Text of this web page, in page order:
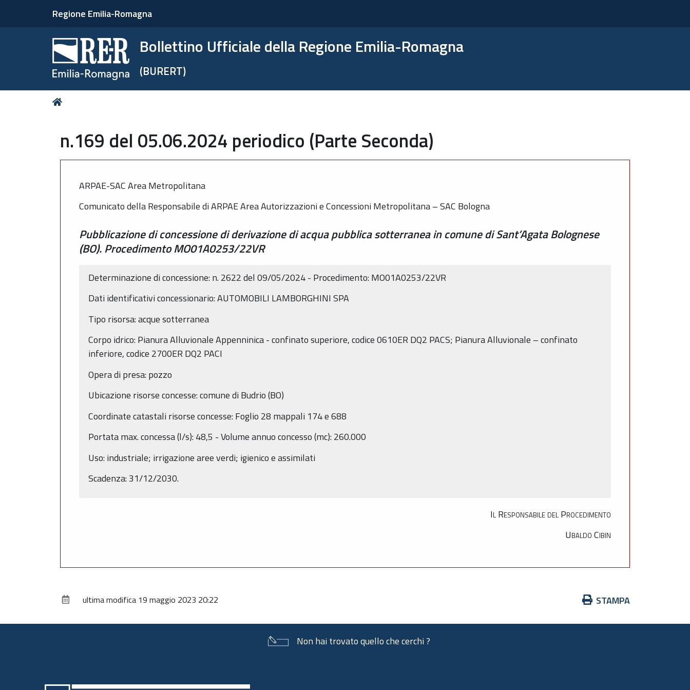
Regione Emilia-Romagna
Bollettino Ufficiale della Regione Emilia-Romagna
(BURERT)
Tu
n.169 del 05.06.2024 periodico (Parte Seconda)
ARPAE-SAC Area Metropolitana
Comunicato della Responsabile di ARPAE Area Autorizzazioni e Concessioni Metropolitana – SAC Bologna
Pubblicazione di concessione di derivazione di acqua pubblica sotterranea in comune di Sant’Agata Bolognese
(BO). Procedimento MO01A0253/22VR
Determinazione di concessione: n. 2622 del 09/05/2024 - Procedimento: MO01A0253/22VR
Dati identificativi concessionario: AUTOMOBILI LAMBORGHINI SPA
Tipo risorsa: acque sotterranea
Corpo idrico: Pianura Alluvionale Appenninica - confinato superiore, codice 0610ER DQ2 PACS; Pianura Alluvionale – confinato
inferiore, codice 2700ER DQ2 PACI
Opera di presa: pozzo
Ubicazione risorse concesse: comune di Budrio (BO)
Coordinate catastali risorse concesse: Foglio 28 mappali 174 e 688
Portata max. concessa (l/s): 48,5 - Volume annuo concesso (mc): 260.000
Uso: industriale; irrigazione aree verdi; igienico e assimilati
Scadenza: 31/12/2030.
Il Responsabile del Procedimento
Ubaldo Cibin
Azioni
documento
STAMPA
ultima modifica 19 maggio 2023 20:22
Non hai trovato quello che cerchi ?